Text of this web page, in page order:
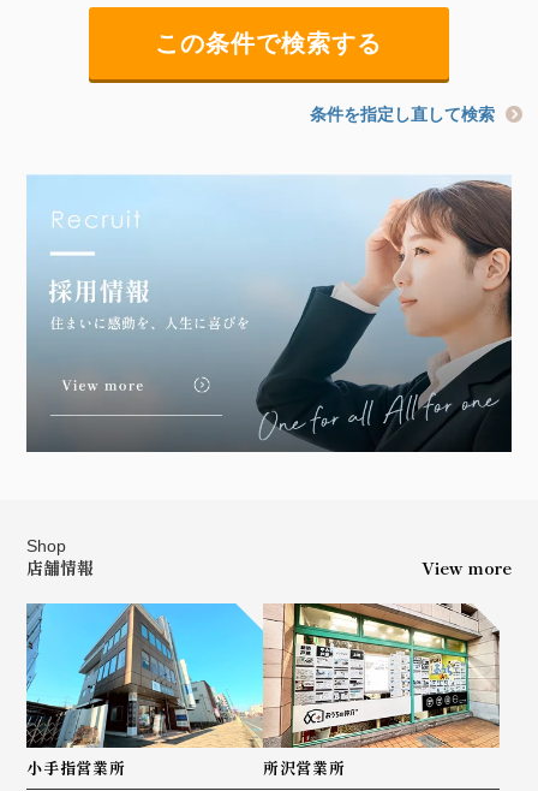
条件を指定し直して検索
Shop
店舗情報 View more
小手指営業所 所沢営業所